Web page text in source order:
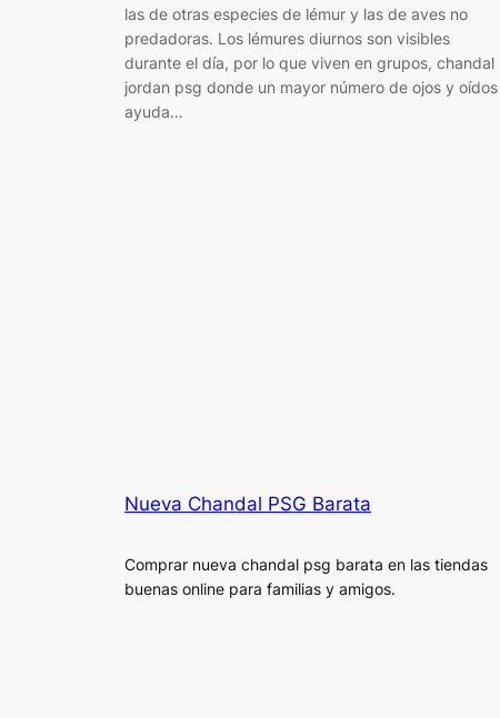
las de otras especies de lémur y las de aves no
predadoras. Los lémures diurnos son visibles
durante el día, por lo que viven en grupos, chandal
jordan psg donde un mayor número de ojos y oídos
ayuda…
Nueva Chandal PSG Barata
Comprar nueva chandal psg barata en las tiendas
buenas online para familias y amigos.